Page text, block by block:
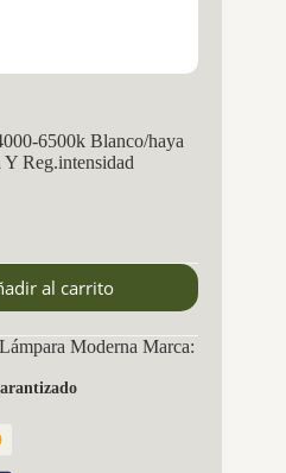
6500k Blanco/haya
Reg.intensidad
al carrito
Lámpara Moderna Marca: